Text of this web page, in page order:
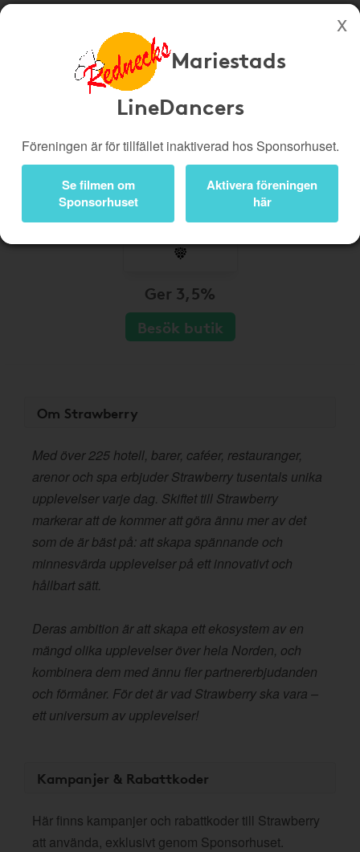
Köp genom denna sida stöttar Mariestads LineDancers
Butiker
Bli medlem
Logga in
Mariestads
LineDancers
Föreningen är för tillfället inaktiverad hos Sponsorhuset.
Se filmen om
Sponsorhuset
Aktivera föreningen
här
Ger 3,5%
Besök butik
Om Strawberry
Med över 225 hotell, barer, caféer, restauranger,
arenor och spa erbjuder Strawberry tusentals unika
upplevelser varje dag. Skiftet till Strawberry
markerar att de kommer att göra ännu mer av det
som de är bäst på: att skapa spännande och
minnesvärda upplevelser på ett innovativt och
hållbart sätt.
Deras ambition är att skapa ett ekosystem av en
mängd olika upplevelser över hela Norden, och
kombinera dem med ännu fler partnererbjudanden
och förmåner. För det är vad Strawberry ska vara –
ett universum av upplevelser!
Kampanjer & Rabattkoder
Här finns kampanjer och rabattkoder till Strawberry
att använda, exklusivt genom Sponsorhuset.